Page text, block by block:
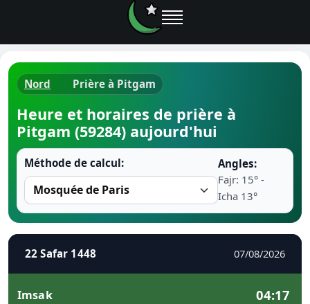
Ramadan
Comment
Nord Prière à Pitgam
Heure et horaires de prière à
Pitgam (59284) aujourd'hui
Méthode de calcul:
Angles:
Fajr: 15° -
Icha 13°
22 Safar 1448 07/08/2026
Imsak 04:17